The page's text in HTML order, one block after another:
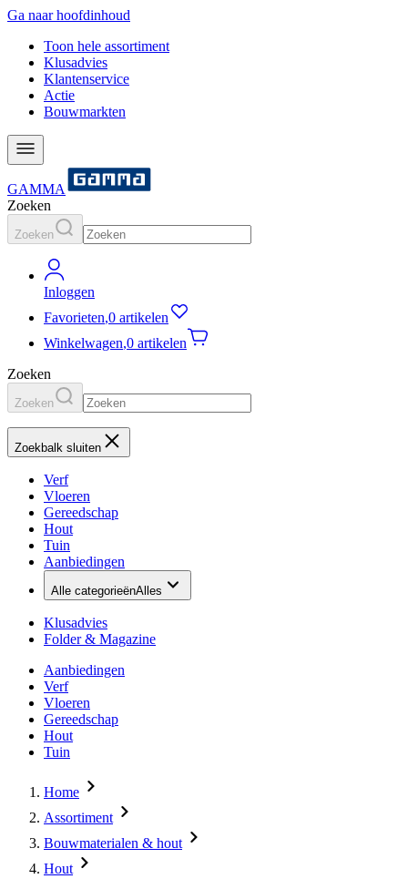
Ga naar hoofdinhoud
Toon hele assortiment
Klusadvies
Klantenservice
Actie
Bouwmarkten
GAMMA
Zoeken
Zoeken
Inloggen
Favorieten,0 artikelen
Winkelwagen,0 artikelen
Zoeken
Zoeken
Zoekbalk sluiten
Verf
Vloeren
Gereedschap
Hout
Tuin
Aanbiedingen
Alle categorieënAlles
Klusadvies
Folder & Magazine
Aanbiedingen
Verf
Vloeren
Gereedschap
Hout
Tuin
Home
Assortiment
Bouwmaterialen & hout
Hout